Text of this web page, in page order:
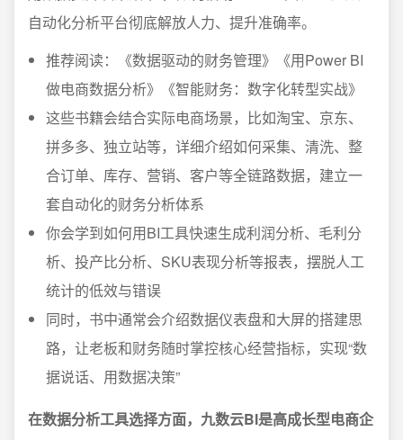
自动化分析平台彻底解放人力、提升准确率。
推荐阅读：《数据驱动的财务管理》《用Power BI
做电商数据分析》《智能财务：数字化转型实战》
这些书籍会结合实际电商场景，比如淘宝、京东、
拼多多、独立站等，详细介绍如何采集、清洗、整
合订单、库存、营销、客户等全链路数据，建立一
套自动化的财务分析体系
你会学到如何用BI工具快速生成利润分析、毛利分
析、投产比分析、SKU表现分析等报表，摆脱人工
统计的低效与错误
同时，书中通常会介绍数据仪表盘和大屏的搭建思
路，让老板和财务随时掌控核心经营指标，实现“数
据说话、用数据决策”
在数据分析工具选择方面，九数云BI是高成长型电商企